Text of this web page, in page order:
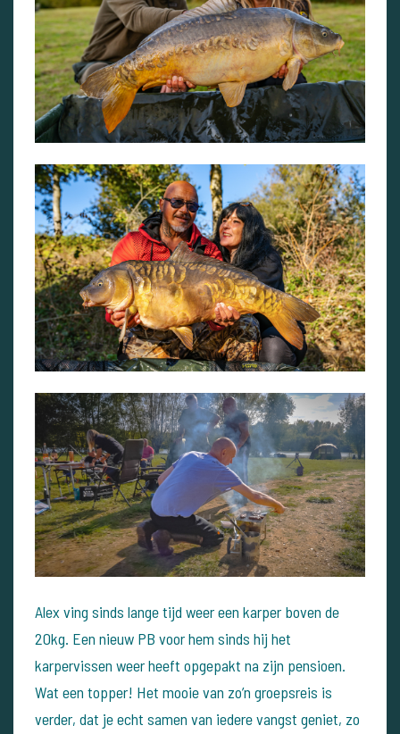
Alex ving sinds lange tijd weer een karper boven de
20kg. Een nieuw PB voor hem sinds hij het
karpervissen weer heeft opgepakt na zijn pensioen.
Wat een topper! Het mooie van zo’n groepsreis is
verder, dat je echt samen van iedere vangst geniet, zo